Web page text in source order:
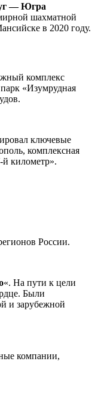
— Югра
шахматной
в 2020 году.
комплекс
«Изумрудная
ключевые
комплексная
й километр».
России.
«. На пути к цели
Были
и зарубежной
компании,